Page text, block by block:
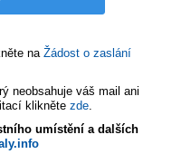
na Žádost o zaslání
neobsahuje váš mail ani
klikněte zde.
umístění a dalších